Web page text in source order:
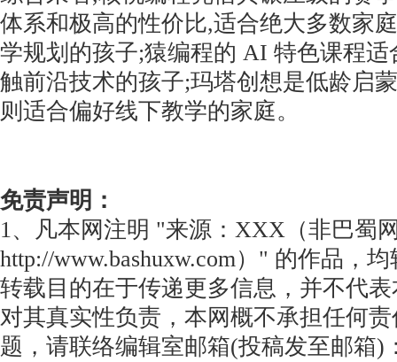
体系和极高的性价比,适合绝大多数家
学规划的孩子;猿编程的 AI 特色课程
触前沿技术的孩子;玛塔创想是低龄启
则适合偏好线下教学的家庭。
免责声明：
1、凡本网注明 "来源：XXX（非巴蜀
http://www.bashuxw.com）" 的作品，
转载目的在于传递更多信息，并不代
对其真实性负责，本网概不承担任何
题，请联络编辑室邮箱(投稿发至邮箱)